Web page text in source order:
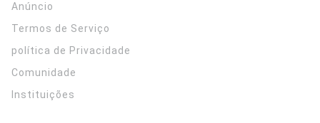
Anúncio
Termos de Serviço
política de Privacidade
Comunidade
Instituições